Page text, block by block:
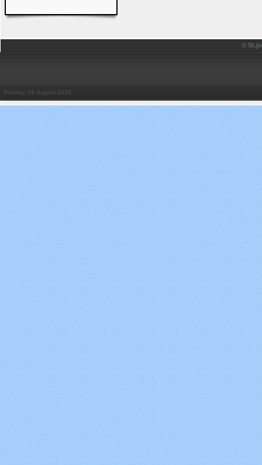
©
Sunday, 09 August 2026